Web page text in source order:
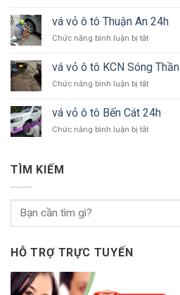
KCN
vỏ
xe
ô
Bắc
Tân
Uyên
vá vỏ ô tô Thuận An 24h
Chức năng bình luận bị tắtở
ô
tô
An
vá vỏ ô tô KCN Sóng Thần
Chức năng bình luận bị tắtở
vỏ
ô
tô
vá vỏ ô tô Bến Cát 24h
Chức năng bình luận bị tắtở
Cát
TÌM KIẾM
HỖ TRỢ TRỰC TUYẾN